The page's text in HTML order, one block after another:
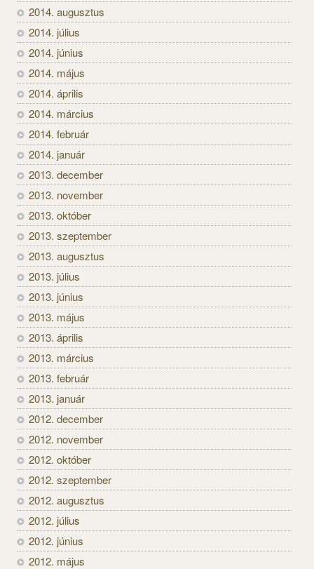
2014. augusztus
2014. július
2014. június
2014. május
2014. április
2014. március
2014. február
2014. január
2013. december
2013. november
2013. október
2013. szeptember
2013. augusztus
2013. július
2013. június
2013. május
2013. április
2013. március
2013. február
2013. január
2012. december
2012. november
2012. október
2012. szeptember
2012. augusztus
2012. július
2012. június
2012. május